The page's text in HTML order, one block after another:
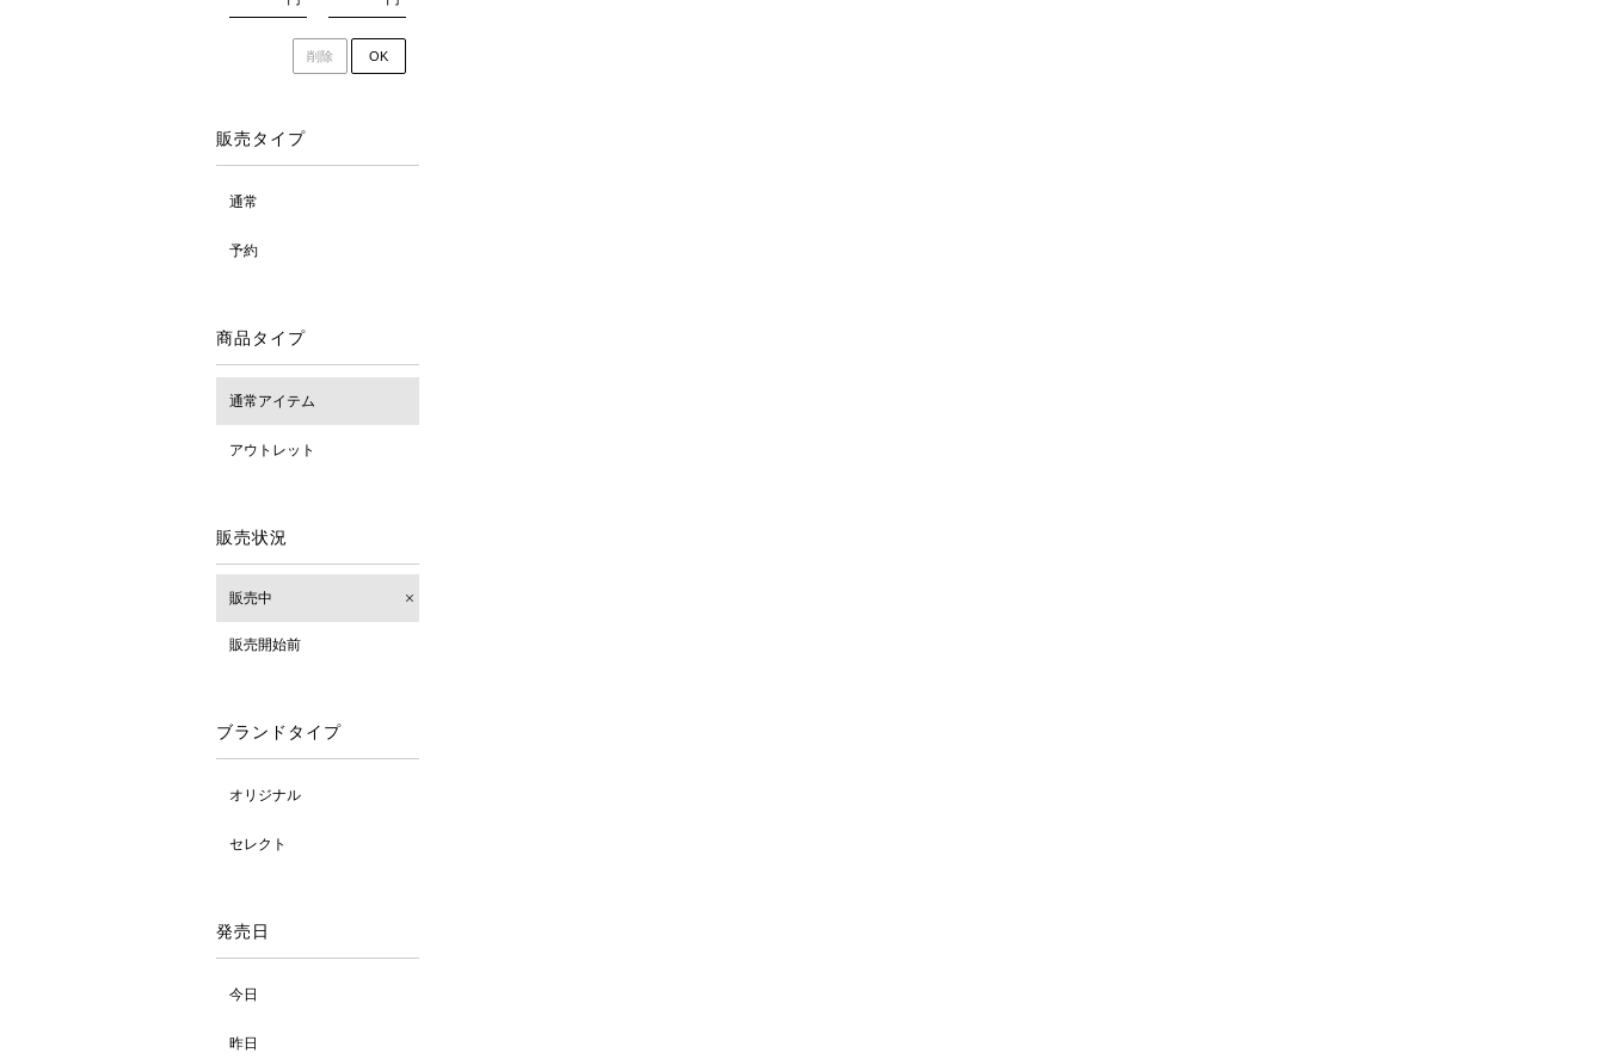
削除 OK
販売タイプ
通常
予約
商品タイプ
通常アイテム
アウトレット
販売状況
販売中
販売開始前
ブランドタイプ
オリジナル
セレクト
発売日
今日
昨日